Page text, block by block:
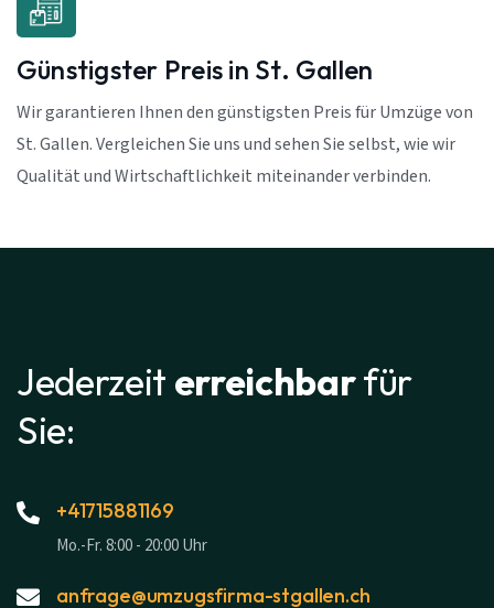
Günstigster Preis in St. Gallen
Wir garantieren Ihnen den günstigsten Preis für Umzüge von
St. Gallen. Vergleichen Sie uns und sehen Sie selbst, wie wir
Qualität und Wirtschaftlichkeit miteinander verbinden.
Jederzeit erreichbarfür
Sie:
+41715881169
Mo.-Fr. 8:00 - 20:00 Uhr
anfrage@umzugsfirma-stgallen.ch